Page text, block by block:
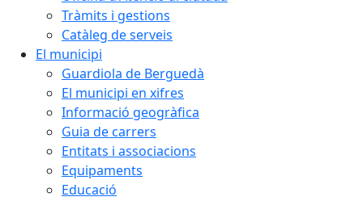
Tràmits i gestions
Catàleg de serveis
El municipi
Guardiola de Berguedà
El municipi en xifres
Informació geogràfica
Guia de carrers
Entitats i associacions
Equipaments
Educació